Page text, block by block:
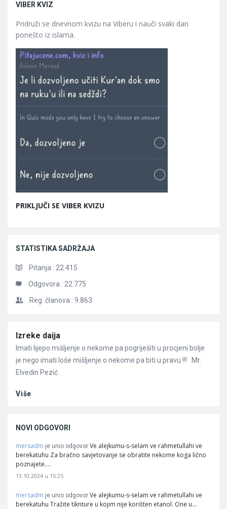
VIBER KVIZ
Pridruži se dnevnom kvizu na Viberu i nauči svaki dan
ponešto iz islama.
PRIKLJUČI SE VIBER KVIZU
STATISTIKA SADRŽAJA
Pitanja : 22.415
Odgovora : 22.775
Reg. članova : 9.863
Članci
Izreke daija
Imati lijepo mišljenje o nekome pa pogriješiti u procjeni bolje
je nego imati loše mišljenje o nekome pa biti u pravu !!! Mr.
Elvedin Pezić
Više
NOVI ODGOVORI
mersadm je unio odgovor Ve alejkumu-s-selam ve rahmetullahi ve
berekatuhu Za bračno savjetovanje se obratite nekome koga lično
poznajete.…
13.10.2024 u 15:25
mersadm je unio odgovor Ve alejkumu-s-selam ve rahmetullahi ve
berekatuhu Tražite tiknture u kojim nije korišten etanol. One u…